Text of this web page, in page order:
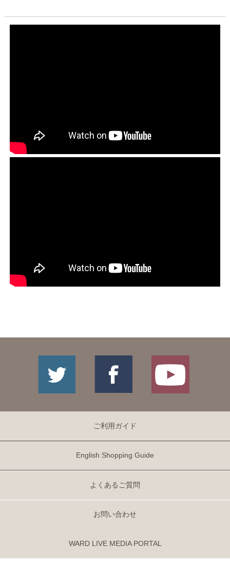
ご利用ガイド
English Shopping Guide
よくあるご質問
お問い合わせ
WARD LIVE MEDIA PORTAL